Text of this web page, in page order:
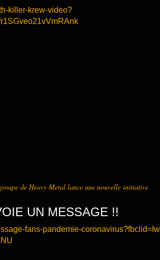
killer-krew-video?
de Heavy Metal lance une nouvelle initiative
UN MESSAGE !!
fans-pandemie-